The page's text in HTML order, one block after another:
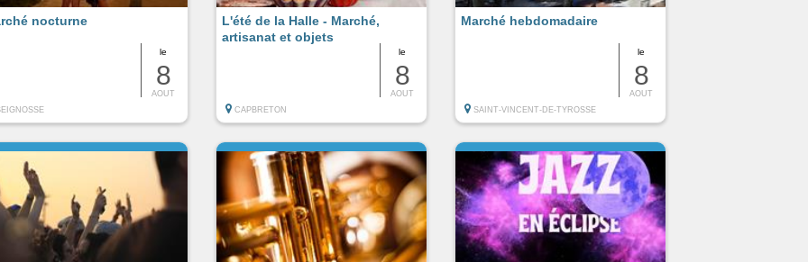
le
8
AOUT
nocturne
le
8
AOUT
L'été de la Halle - Marché,
artisanat et objets
CAPBRETON
le
8
AOUT
Marché hebdomadaire
SAINT-VINCENT-DE-TYROSSE